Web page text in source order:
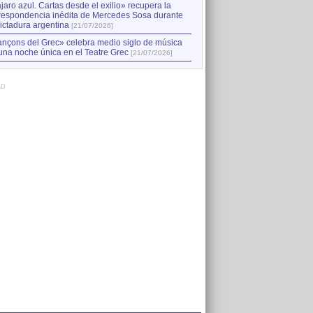
azul. Cartas desde el exilio» recupera la
inédita de Mercedes Sosa durante
argentina [21/07/2026]
del Grec» celebra medio siglo de música
noche única en el Teatre Grec [21/07/2026]